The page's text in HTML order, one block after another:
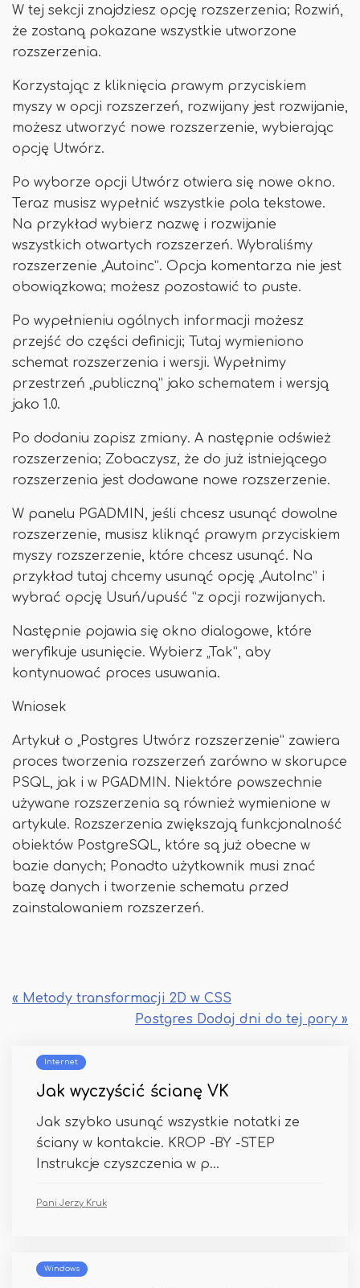
W tej sekcji znajdziesz opcję rozszerzenia; Rozwiń,
że zostaną pokazane wszystkie utworzone
rozszerzenia.
Korzystając z kliknięcia prawym przyciskiem
myszy w opcji rozszerzeń, rozwijany jest rozwijanie,
możesz utworzyć nowe rozszerzenie, wybierając
opcję Utwórz.
Po wyborze opcji Utwórz otwiera się nowe okno.
Teraz musisz wypełnić wszystkie pola tekstowe.
Na przykład wybierz nazwę i rozwijanie
wszystkich otwartych rozszerzeń. Wybraliśmy
rozszerzenie „Autoinc”. Opcja komentarza nie jest
obowiązkowa; możesz pozostawić to puste.
Po wypełnieniu ogólnych informacji możesz
przejść do części definicji; Tutaj wymieniono
schemat rozszerzenia i wersji. Wypełnimy
przestrzeń „publiczną” jako schematem i wersją
jako 1.0.
Po dodaniu zapisz zmiany. A następnie odśwież
rozszerzenia; Zobaczysz, że do już istniejącego
rozszerzenia jest dodawane nowe rozszerzenie.
W panelu PGADMIN, jeśli chcesz usunąć dowolne
rozszerzenie, musisz kliknąć prawym przyciskiem
myszy rozszerzenie, które chcesz usunąć. Na
przykład tutaj chcemy usunąć opcję „AutoInc” i
wybrać opcję Usuń/upuść ”z opcji rozwijanych.
Następnie pojawia się okno dialogowe, które
weryfikuje usunięcie. Wybierz „Tak”, aby
kontynuować proces usuwania.
Wniosek
Artykuł o „Postgres Utwórz rozszerzenie” zawiera
proces tworzenia rozszerzeń zarówno w skorupce
PSQL, jak i w PGADMIN. Niektóre powszechnie
używane rozszerzenia są również wymienione w
artykule. Rozszerzenia zwiększają funkcjonalność
obiektów PostgreSQL, które są już obecne w
bazie danych; Ponadto użytkownik musi znać
bazę danych i tworzenie schematu przed
zainstalowaniem rozszerzeń.
« Metody transformacji 2D w CSS
Postgres Dodaj dni do tej pory »
Internet
Jak wyczyścić ścianę VK
Jak szybko usunąć wszystkie notatki ze
ściany w kontakcie. KROP -BY -STEP
Instrukcje czyszczenia w p...
Pani Jerzy Kruk
Windows